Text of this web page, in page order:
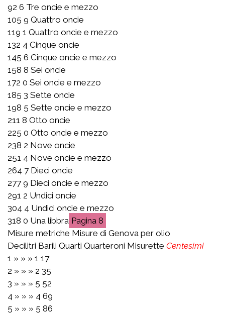
92 6 Tre oncie e mezzo
105 9 Quattro oncie
119 1 Quattro oncie e mezzo
132 4 Cinque oncie
145 6 Cinque oncie e mezzo
158 8 Sei oncie
172 0 Sei oncie e mezzo
185 3 Sette oncie
198 5 Sette oncie e mezzo
211 8 Otto oncie
225 0 Otto oncie e mezzo
238 2 Nove oncie
251 4 Nove oncie e mezzo
264 7 Dieci oncie
277 9 Dieci oncie e mezzo
291 2 Undici oncie
304 4 Undici oncie e mezzo
318 0 Una libbra
8
Misure metriche Misure di Genova per olio
Decilitri Barili Quarti Quarteroni Misurette Centesimi
1 » » » 1 17
2 » » » 2 35
3 » » » 5 52
4 » » » 4 69
5 » » » 5 86